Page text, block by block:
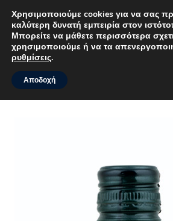
Χρησιμοποιούμε cookies για να σας
καλύτερη δυνατή εμπειρία στον
Μπορείτε να μάθετε περισσότερα
χρησιμοποιούμε ή να τα
ρυθμίσεις.
Αποδοχή